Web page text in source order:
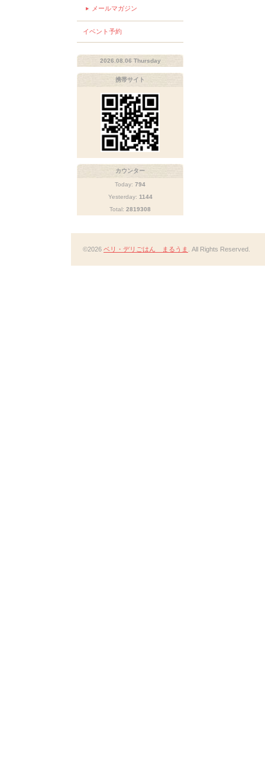
メールマガジン
イベント予約
2026.08.06 Thursday
携帯サイト
カウンター
Today: 794
Yesterday: 1144
Total: 2819308
©2026 ベリ・デリごはん まるうま . All Rights Reserved.